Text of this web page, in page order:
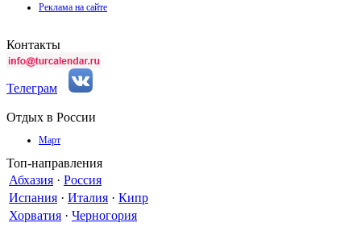
Реклама на сайте
Контакты
Телеграм
Отдых в России
Март
Топ-направления
Абхазия · Россия
Испания · Италия · Кипр
Хорватия · Черногория